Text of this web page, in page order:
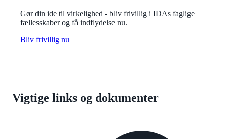
Gør din ide til virkelighed - bliv frivillig i IDAs faglige
fællesskaber og få indflydelse nu.
Bliv frivillig nu
Vigtige links og dokumenter